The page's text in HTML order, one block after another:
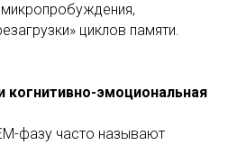
циклов памяти.
когнитивно-эмоциональная
фазу часто называют